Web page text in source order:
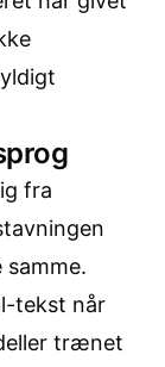
fra
tekst når
trænet